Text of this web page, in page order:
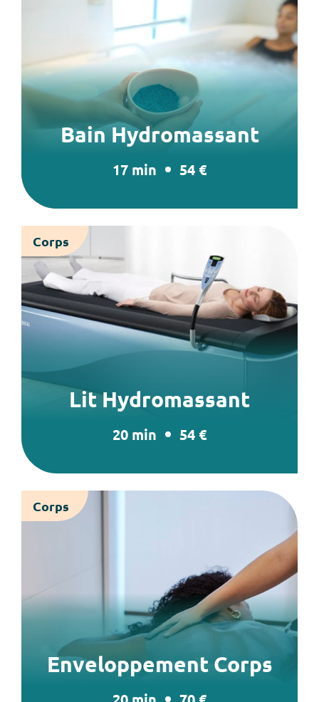
Bain Hydromassant
17 min 54 €
Corps
Lit Hydromassant
20 min 54 €
Corps
Enveloppement Corps